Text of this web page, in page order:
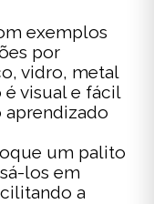
exemplos
por
vidro, metal
é visual e fácil
aprendizado
um palito
los em
a